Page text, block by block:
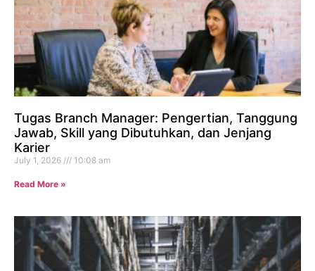
Tugas Branch Manager: Pengertian, Tanggung
Jawab, Skill yang Dibutuhkan, dan Jenjang
Karier
July 1, 2026 10:08 am
Read More »